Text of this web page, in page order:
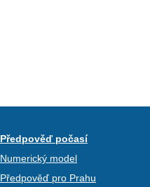
Předpověď počasí
Numerický model
Předpověď pro Prahu